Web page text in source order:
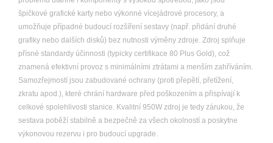
špičkové grafické karty nebo výkonné vícejádrové procesory, a
umožňuje případné budoucí rozšíření sestavy (např. přidání druhé
grafiky nebo dalších disků) bez nutnosti výměny zdroje. Zdroj splňuje
přísné standardy účinnosti (typicky certifikace 80 Plus Gold), což
znamená efektivní provoz s minimálními ztrátami a menším zahříváním.
Samozřejmostí jsou zabudované ochrany (proti přepětí, přetížení,
zkratu apod.), které chrání hardware před poškozením a přispívají k
celkové spolehlivosti stanice. Kvalitní 950W zdroj je tedy zárukou, že
sestava poběží stabilně a bezpečně za všech okolností a poskytne
výkonovou rezervu i pro budoucí upgrade.